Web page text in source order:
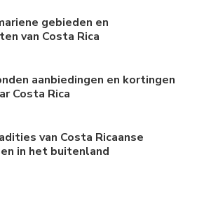
gebieden en
van Costa Rica
aanbiedingen en kortingen
Costa Rica
van Costa Ricaanse
in het buitenland